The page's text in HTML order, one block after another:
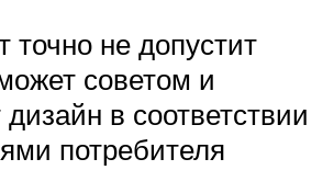
точно не допустит
советом и
в соответствии
потребителя